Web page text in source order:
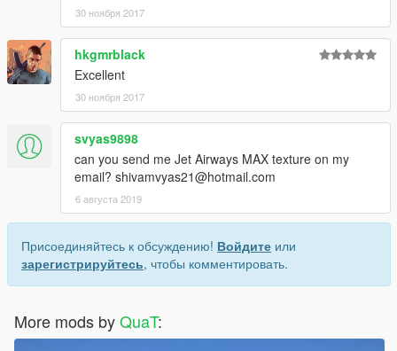
30 ноября 2017
hkgmrblack
Excellent
30 ноября 2017
svyas9898
can you send me Jet Airways MAX texture on my
email? shivamvyas21@hotmail.com
6 августа 2019
Присоединяйтесь к обсуждению! Войдите или
зарегистрируйтесь, чтобы комментировать.
More mods byQuaT: